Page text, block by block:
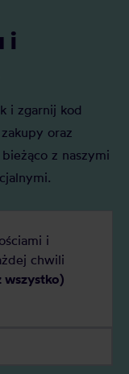
i
i zgarnij kod
oraz
z naszymi
i
chwili
wszystko)